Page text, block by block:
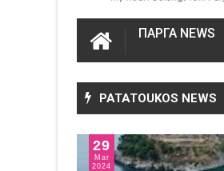
ΠΑΡΓΑ NEWS
PATATOUKOS NEWS
Άνοιξε η πλατφόρμα myAGRO
για τις αγροτικές ενισχύσεις
Ενιαία Αίτηση Ενίσχυσης
29
Mar
2024